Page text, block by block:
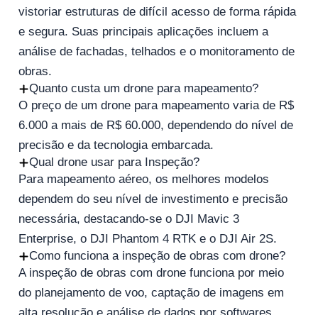
vistoriar estruturas de difícil acesso de forma rápida
e segura. Suas principais aplicações incluem a
análise de fachadas, telhados e o monitoramento de
obras.
Quanto custa um drone para mapeamento?
O preço de um drone para mapeamento varia de R$
6.000 a mais de R$ 60.000, dependendo do nível de
precisão e da tecnologia embarcada.
Qual drone usar para Inspeção?
Para mapeamento aéreo, os melhores modelos
dependem do seu nível de investimento e precisão
necessária, destacando-se o DJI Mavic 3
Enterprise, o DJI Phantom 4 RTK e o DJI Air 2S.
Como funciona a inspeção de obras com drone?
A inspeção de obras com drone funciona por meio
do planejamento de voo, captação de imagens em